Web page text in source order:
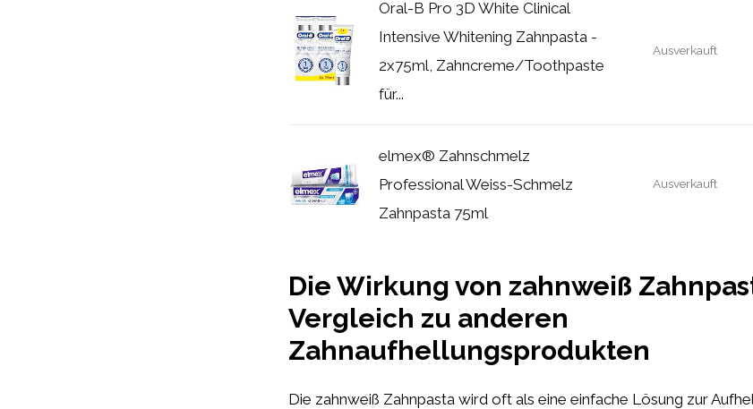
Oral-B Pro 3D White Clinical
Intensive Whitening Zahnpasta -
2x75ml, Zahncreme/Toothpaste
für...
Ausverkauft
elmex® Zahnschmelz
Professional Weiss-Schmelz
Zahnpasta 75ml
Ausverkauft
Die Wirkung von zahnweiß
Vergleich zu anderen
Zahnaufhellungsprodukten
Die zahnweiß Zahnpasta wird oft als eine einfache Lösung zur